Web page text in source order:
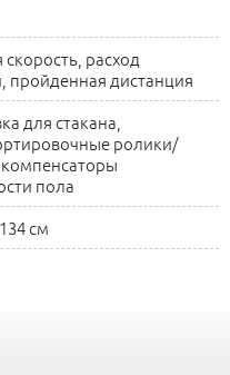
скорость, расход
пройденная дистанция
для стакана,
ролики/
пола
см